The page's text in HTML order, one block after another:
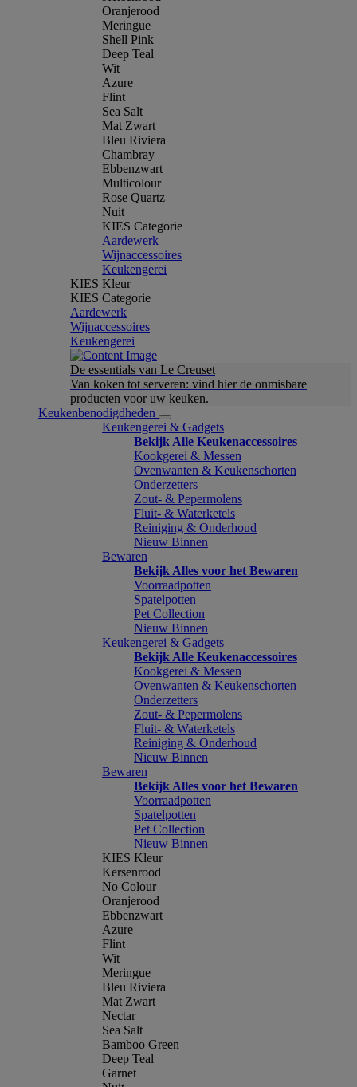
Oranjerood
Meringue
Shell Pink
Deep Teal
Wit
Azure
Flint
Sea Salt
Mat Zwart
Bleu Riviera
Chambray
Ebbenzwart
Multicolour
Rose Quartz
Nuit
KIES Categorie
Aardewerk
Wijnaccessoires
Keukengerei
KIES Kleur
KIES Categorie
Aardewerk
Wijnaccessoires
Keukengerei
De essentials van Le Creuset
Van koken tot serveren: vind hier de onmisbare
producten voor uw keuken.
Keukenbenodigdheden
Keukengerei & Gadgets
Bekijk Alle Keukenaccessoires
Kookgerei & Messen
Ovenwanten & Keukenschorten
Onderzetters
Zout- & Pepermolens
Fluit- & Waterketels
Reiniging & Onderhoud
Nieuw Binnen
Bewaren
Bekijk Alles voor het Bewaren
Voorraadpotten
Spatelpotten
Pet Collection
Nieuw Binnen
Keukengerei & Gadgets
Bekijk Alle Keukenaccessoires
Kookgerei & Messen
Ovenwanten & Keukenschorten
Onderzetters
Zout- & Pepermolens
Fluit- & Waterketels
Reiniging & Onderhoud
Nieuw Binnen
Bewaren
Bekijk Alles voor het Bewaren
Voorraadpotten
Spatelpotten
Pet Collection
Nieuw Binnen
KIES Kleur
Kersenrood
No Colour
Oranjerood
Ebbenzwart
Azure
Flint
Wit
Meringue
Bleu Riviera
Mat Zwart
Nectar
Sea Salt
Bamboo Green
Deep Teal
Garnet